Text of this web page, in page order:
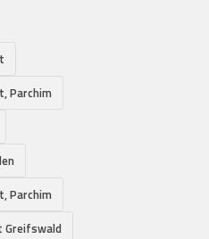
Parchim
Parchim
Greifswald